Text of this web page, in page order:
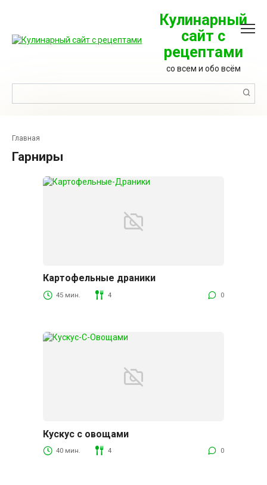
Кулинарный
сайт с
рецептами
со всем и обо всём
Главная
Гарниры
Гарниры
Картофельные драники
45 мин. 4 0
Гарниры
Кускус с овощами
40 мин. 4 0